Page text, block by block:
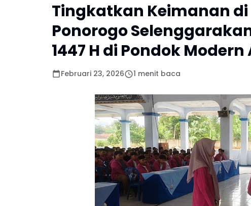
Tingkatkan Keimanan di
Ponorogo
1447 H di Pondok
Februari 23, 2026 1 menit baca